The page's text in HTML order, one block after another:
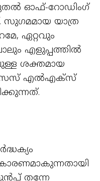
ഓഫ്-റോഡിംഗ്
സുഗമമായ യാത്ര
ഏറ്റവും
എളുപ്പത്തില്‍
ശക്തമായ
എല്‍എക്സ്
തന്നേ